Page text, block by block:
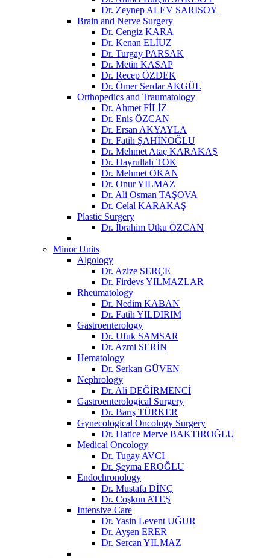
Dr. Zeynep ALEV SARISOY
Brain and Nerve Surgery
Dr. Cengiz KARA
Dr. Kenan ELİUZ
Dr. Turgay PARSAK
Dr. Metin KASAP
Dr. Recep ÖZDEK
Dr. Ömer Serdar AKGÜL
Orthopedics and Traumatology
Dr. Ahmet FİLİZ
Dr. Enis ÖZCAN
Dr. Ersan AKYAYLA
Dr. Fatih ŞAHİNOĞLU
Dr. Mehmet Ataç KARAKAŞ
Dr. Hayrullah TOK
Dr. Mehmet OKAN
Dr. Onur YILMAZ
Dr. Ali Osman TAŞOVA
Dr. Celal KARAKAŞ
Plastic Surgery
Dr. İbrahim Utku ÖZCAN
Minor Units
Algology
Dr. Azize SERÇE
Dr. Firdevs YILMAZLAR
Rheumatology
Dr. Nedim KABAN
Dr. Fatih YILDIRIM
Gastroenterology
Dr. Ufuk SAMSAR
Dr. Azmi SERİN
Hematology
Dr. Serkan GÜVEN
Nephrology
Dr. Ali DEĞİRMENCİ
Gastroenterological Surgery
Dr. Barış TÜRKER
Gynecological Oncology Surgery
Dr. Hatice Merve BAKTIROĞLU
Medical Oncology
Dr. Tugay AVCI
Dr. Şeyma EROĞLU
Endochronology
Dr. Mustafa DİNÇ
Dr. Coşkun ATEŞ
Intensive Care
Dr. Yasin Levent UĞUR
Dr. Ayşen ERER
Dr. Sercan YILMAZ